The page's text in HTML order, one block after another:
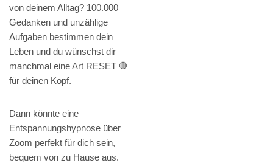
von deinem Alltag? 100.000
Gedanken und unzählige
Aufgaben bestimmen dein
Leben und du wünschst dir
manchmal eine Art RESET 🛑
für deinen Kopf.
Dann könnte eine
Entspannungshypnose über
Zoom perfekt für dich sein,
bequem von zu Hause aus.